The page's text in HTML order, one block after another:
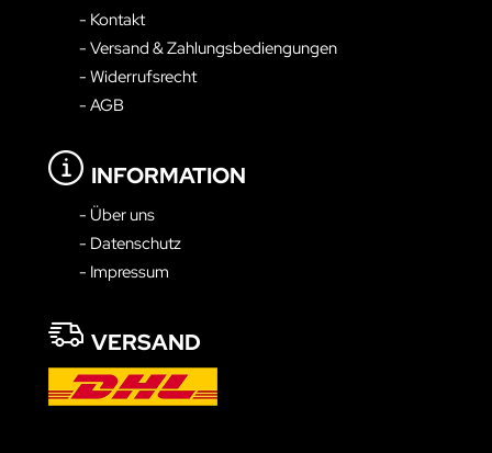
- Kontakt
- Versand & Zahlungsbediengungen
- Widerrufsrecht
- AGB
INFORMATION
- Über uns
- Datenschutz
- Impressum
VERSAND